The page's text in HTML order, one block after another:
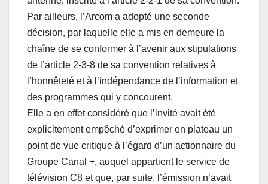
Par ailleurs, l’Arcom a adopté une seconde
décision, par laquelle elle a mis en demeure la
chaîne de se conformer à l’avenir aux stipulations
de l’article 2-3-8 de sa convention relatives à
l’honnêteté et à l’indépendance de l’information et
des programmes qui y concourent.
Elle a en effet considéré que l’invité avait été
explicitement empêché d’exprimer en plateau un
point de vue critique à l’égard d’un actionnaire du
Groupe Canal +, auquel appartient le service de
télévision C8 et que, par suite, l’émission n’avait